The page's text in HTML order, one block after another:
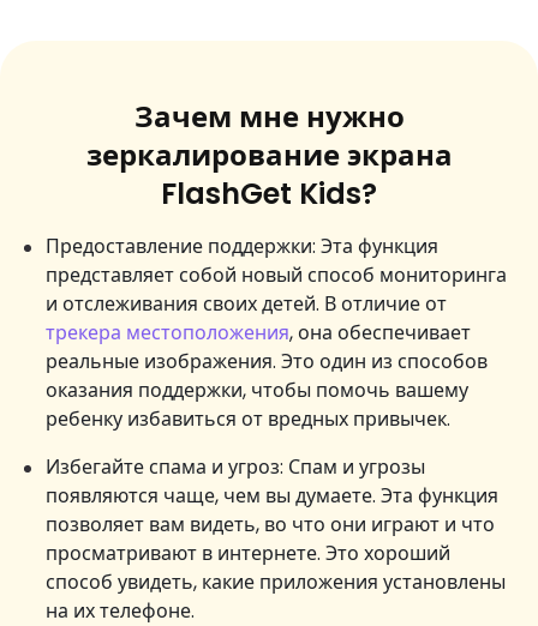
Зачем мне нужно
зеркалирование экрана
FlashGet Kids?
Предоставление поддержки: Эта функция
представляет собой новый способ мониторинга
и отслеживания своих детей. В отличие от
трекера местоположения, она обеспечивает
реальные изображения. Это один из способов
оказания поддержки, чтобы помочь вашему
ребенку избавиться от вредных привычек.
Избегайте спама и угроз: Спам и угрозы
появляются чаще, чем вы думаете. Эта функция
позволяет вам видеть, во что они играют и что
просматривают в интернете. Это хороший
способ увидеть, какие приложения установлены
на их телефоне.